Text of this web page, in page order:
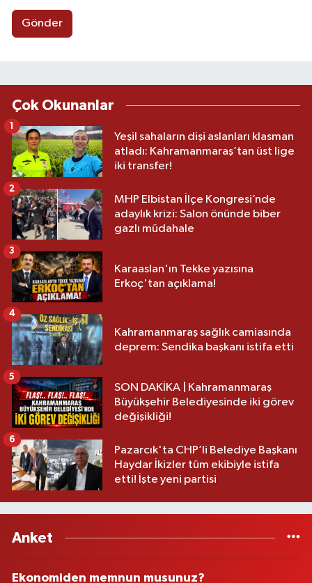
Gönder
Çok Okunanlar
Yeşil sahaların dişi aslanları klasman
atladı: Kahramanmaraş’tan üst lige
iki transfer!
1
MHP Elbistan İlçe Kongresi’nde
adaylık krizi: Salon önünde biber
gazlı müdahale
2
Karaaslan'ın Tekke yazısına
Erkoç'tan açıklama!
3
Kahramanmaraş sağlık camiasında
deprem: Sendika başkanı istifa etti
4
SON DAKİKA | Kahramanmaraş
Büyükşehir Belediyesinde iki görev
değişikliği!
5
Pazarcık'ta CHP’li Belediye Başkanı
Haydar İkizler tüm ekibiyle istifa
etti! İşte yeni partisi
6
Anket
Ekonomiden memnun musunuz?